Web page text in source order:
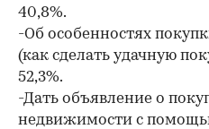
40,8%.
-Об особенностях
(как сделать удачную
52,3%.
-Дать объявление о
недвижимости с